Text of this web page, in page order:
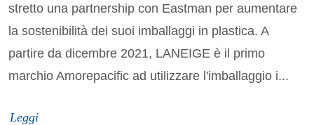
stretto una partnership con Eastman per aumentare
la sostenibilità dei suoi imballaggi in plastica. A
partire da dicembre 2021, LANEIGE è il primo
marchio Amorepacific ad utilizzare l'imballaggio i...
Leggi